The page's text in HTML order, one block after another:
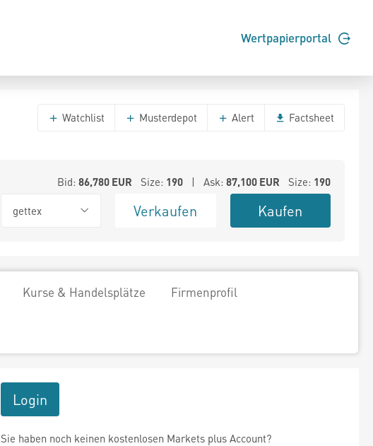
Wertpapierportal
Watchlist Musterdepot Alert Factsheet
Bid: 86,780EUR Size: 190| Ask: 87,100EUR Size: 190
gettex Verkaufen Kaufen
Kurse & Handelsplätze Firmenprofil
Login
Sie haben noch keinen kostenlosen Markets plus Account?